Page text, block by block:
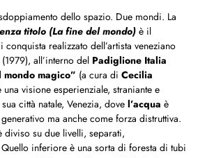
dello spazio. Due mondi. La
titolo (La fine del mondo) è il
realizzato dell’artista veneziano
(1979), all’interno del Padiglione Italia
mondo magico” (a cura di Cecilia
visione esperienziale, straniante e
città natale, Venezia, dove l’acqua è
ma anche come forza distruttiva.
diviso su due livelli, separati,
inferiore è una sorta di foresta di tubi